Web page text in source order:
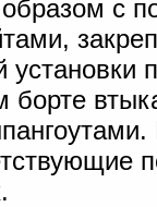
с
установки
борте